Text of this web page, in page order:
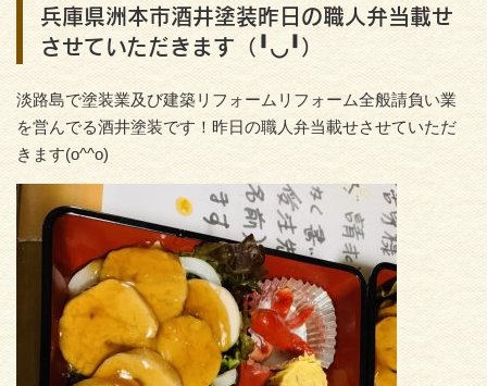
兵庫県洲本市酒井塗装昨日の職人弁当載せ
させていただきます（╹◡╹）
淡路島で塗装業及び建築リフォームリフォーム全般請負い業
を営んでる酒井塗装です！昨日の職人弁当載せさせていただ
きます(o^^o)